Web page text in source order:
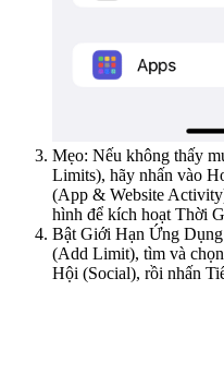
Mẹo: Nếu không thấy
Limits), hãy nhấn vào
(App & Website
hình để kích hoạt Thời
Bật Giới Hạn Ứng
(Add Limit), tìm và
Hội (Social), rồi nhấn